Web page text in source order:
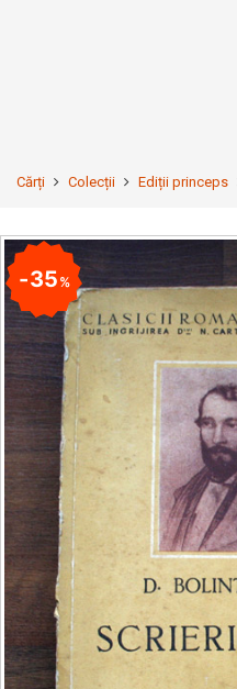
Cărți Colecții Ediții princeps
35%